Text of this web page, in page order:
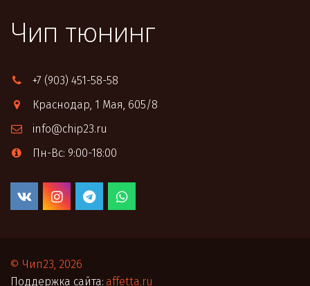
Чип тюнинг
+7 (903) 451-58-58
Краснодар, 1 Мая, 605/8
info@chip23.ru
Пн-Вс: 9:00-18:00
© Чип23, 2026
Поддержка сайта: affetta.ru